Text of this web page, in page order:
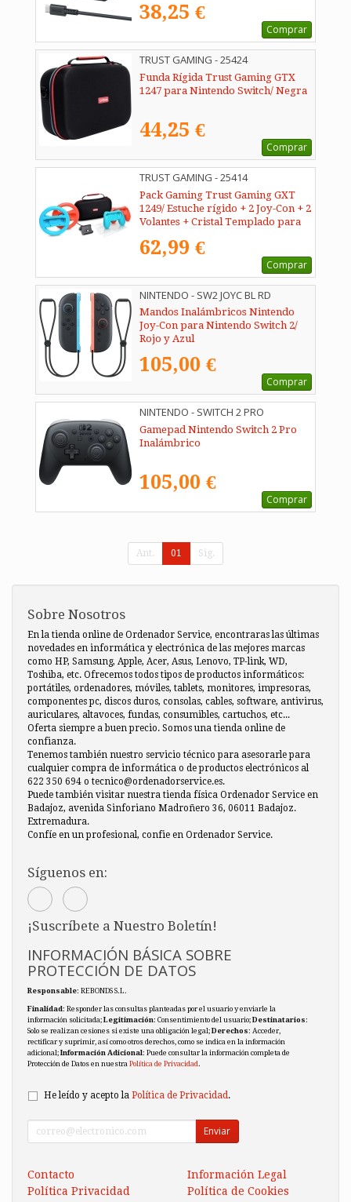
38,25 €
Comprar
TRUST GAMING - 25424
Funda Rígida Trust Gaming GTX
1247 para Nintendo Switch/ Negra
44,25 €
Comprar
TRUST GAMING - 25414
Pack Gaming Trust Gaming GXT
1249/ Estuche rígido + 2 Joy-Con + 2
Volantes + Cristal Templado para
62,99 €
Comprar
NINTENDO - SW2 JOYC BL RD
Mandos Inalámbricos Nintendo
Joy-Con para Nintendo Switch 2/
Rojo y Azul
105,00 €
Comprar
NINTENDO - SWITCH 2 PRO
Gamepad Nintendo Switch 2 Pro
Inalámbrico
105,00 €
Comprar
Ant. 01 Sig.
Sobre Nosotros
En la tienda online de Ordenador Service, encontraras las últimas
novedades en informática y electrónica de las mejores marcas
como HP, Samsung, Apple, Acer, Asus, Lenovo, TP-link, WD,
Toshiba, etc. Ofrecemos todos tipos de productos informáticos:
portátiles, ordenadores, móviles, tablets, monitores, impresoras,
componentes pc, discos duros, consolas, cables, software, antivirus,
auriculares, altavoces, fundas, consumibles, cartuchos, etc...
Oferta siempre a buen precio. Somos una tienda online de
confianza.
Tenemos también nuestro servicio técnico para asesorarle para
cualquier compra de informática o de productos electrónicos al
622 350 694 o tecnico@ordenadorservice.es.
Puede también visitar nuestra tienda física Ordenador Service en
Badajoz, avenida Sinforiano Madroñero 36, 06011 Badajoz.
Extremadura.
Confíe en un profesional, confie en Ordenador Service.
Síguenos en:
¡Suscríbete a Nuestro Boletín!
INFORMACIÓN BÁSICA SOBRE
PROTECCIÓN DE DATOS
Responsable: REBONDS S.L.
Finalidad: Responder las consultas planteadas por el usuario y enviarle la
información solicitada;Legitimación: Consentimiento del usuario;Destinatarios:
Solo se realizan cesiones si existe una obligación legal;Derechos: Acceder,
rectificar y suprimir, así como otros derechos, como se indica en la información
adicional;Información Adicional: Puede consultar la información completa de
Protección de Datos en nuestra Política de Privacidad.
He leído y acepto la Política de Privacidad.
Enviar
Contacto
Información Legal
Política Privacidad
Política de Cookies